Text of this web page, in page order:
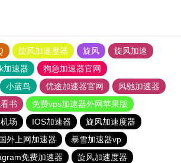
旋风加速度器 旋风
旋风加速
加速器
狗急加速器官网
小蓝鸟 优途加速器官网
风驰加速器
书
免费vps加速器外网苹果版
场 IOS加速器
旋风加速度器
外上网加速器
暴雪加速器vp
免费加速器
旋风加速度器